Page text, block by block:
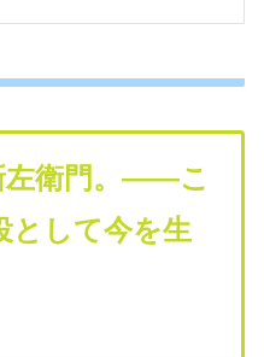
左衛門。――こ
として今を生